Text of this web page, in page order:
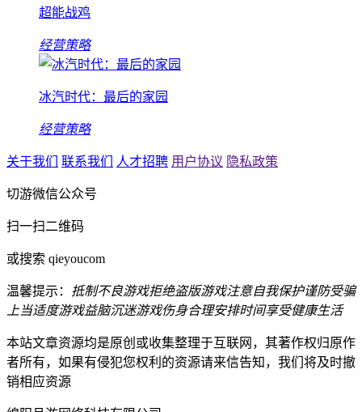
超能战鸡
经营策略
冰汽时代：最后的家园
经营策略
关于我们 联系我们 人才招聘 用户协议 隐私政策
切游微信公众号
扫一扫二维码
或搜索 qieyoucom
温馨提示： 抵制不良游戏拒绝盗版游戏注意自我保护谨防受骗
上当适度游戏益脑沉迷游戏伤身合理安排时间享受健康生活
本站文章资源均是原创或收集整理于互联网，其著作权归原作
者所有，如果有侵犯您权利的资源请来信告知，我们将及时撤
销相应资源